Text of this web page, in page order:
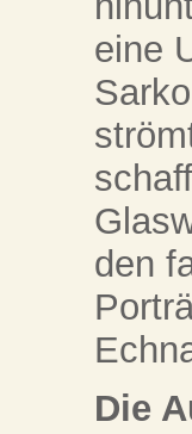
eine
den
Die